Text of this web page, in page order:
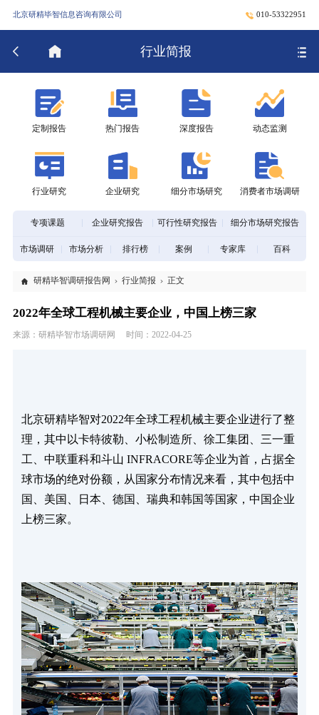
北京研精毕智信息咨询有限公司 010-53322951
行业简报
定制报告 热门报告 深度报告 动态监测
行业研究 企业研究 细分市场研究 消费者市场调研
专项课题 企业研究报告 可行性研究报告 细分市场研究报告
市场调研 市场分析 排行榜 案例 专家库 百科
研精毕智调研报告网 行业简报 正文
2022年全球工程机械主要企业，中国上榜三家
来源：研精毕智市场调研网 时间：2022-04-25
北京研精毕智对2022年全球工程机械主要企业进行了整
理，其中以卡特彼勒、小松制造所、徐工集团、三一重
工、中联重科和斗山 INFRACORE等企业为首，占据全
球市场的绝对份额，从国家分布情况来看，其中包括中
国、美国、日本、德国、瑞典和韩国等国家，中国企业
上榜三家。